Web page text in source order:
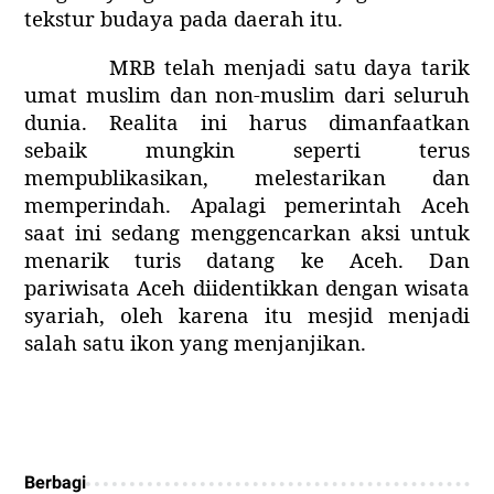
tekstur budaya pada daerah itu.
MRB telah menjadi satu daya tarik
umat muslim dan non-muslim dari seluruh
dunia. Realita ini harus dimanfaatkan
sebaik mungkin seperti terus
mempublikasikan, melestarikan dan
memperindah. Apalagi pemerintah Aceh
saat ini sedang menggencarkan aksi untuk
menarik turis datang ke Aceh. Dan
pariwisata Aceh diidentikkan dengan wisata
syariah, oleh karena itu mesjid menjadi
salah satu ikon yang menjanjikan.
Berbagi